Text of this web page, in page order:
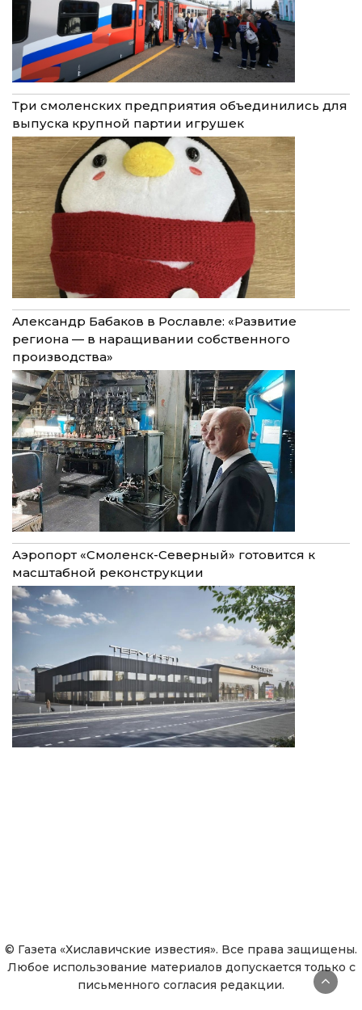
Три смоленских предприятия объединились для
выпуска крупной партии игрушек
Александр Бабаков в Рославле: «Развитие
региона — в наращивании собственного
производства»
Аэропорт «Смоленск-Северный» готовится к
масштабной реконструкции
© Газета «Хиславичские известия». Все права защищены.
Любое использование материалов допускается только с
письменного согласия редакции.